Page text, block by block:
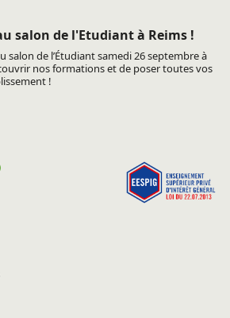
salon de l'Etudiant à Reims !
salon de l’Étudiant samedi 26 septembre à
nos formations et de poser toutes vos
!